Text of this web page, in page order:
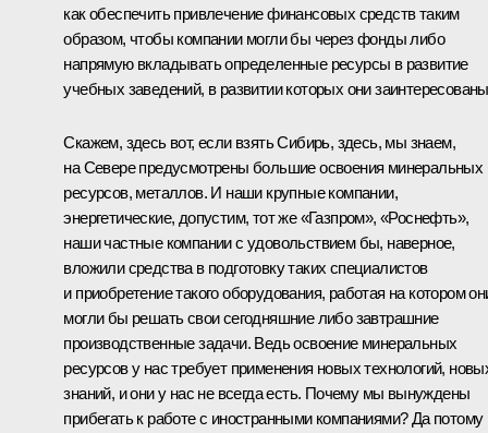
как обеспечить привлечение финансовых средств таким
образом, чтобы компании могли бы через фонды либо
напрямую вкладывать определенные ресурсы в развитие
учебных заведений, в развитии которых они
Скажем, здесь вот, если взять Сибирь, здесь, мы знаем,
на Севере предусмотрены большие освоения минеральных
ресурсов, металлов. И наши крупные компании,
энергетические, допустим, тот же «Газпром», «Роснефть»,
наши частные компании с удовольствием бы, наверное,
вложили средства в подготовку таких специалистов
и приобретение такого оборудования, работая на котором
могли бы решать свои сегодняшние либо завтрашние
производственные задачи. Ведь освоение минеральных
ресурсов у нас требует применения новых технологий,
знаний, и они у нас не всегда есть. Почему мы вынуждены
прибегать к работе с иностранными компаниями? Да потому